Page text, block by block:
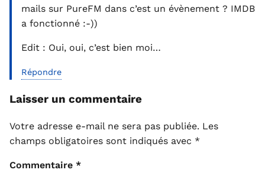
mails sur PureFM dans c’est un évènement ? IMDB
a fonctionné :-))
Edit : Oui, oui, c’est bien moi…
Répondre
Laisser un commentaire
Votre adresse e-mail ne sera pas publiée. Les
champs obligatoires sont indiqués avec *
Commentaire *